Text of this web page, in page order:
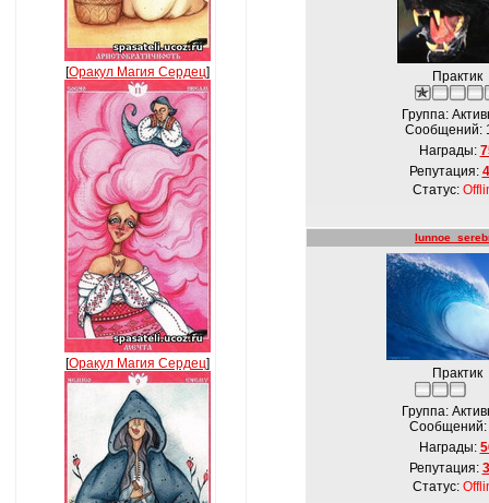
[Оракул Магия Сердец]
[Оракул Магия Сердец]
Практик
Группа:
Сообщений:
Награды:
Репутация:
Статус:
Практик
Группа:
Сообщений:
Награды:
Репутация:
Статус: